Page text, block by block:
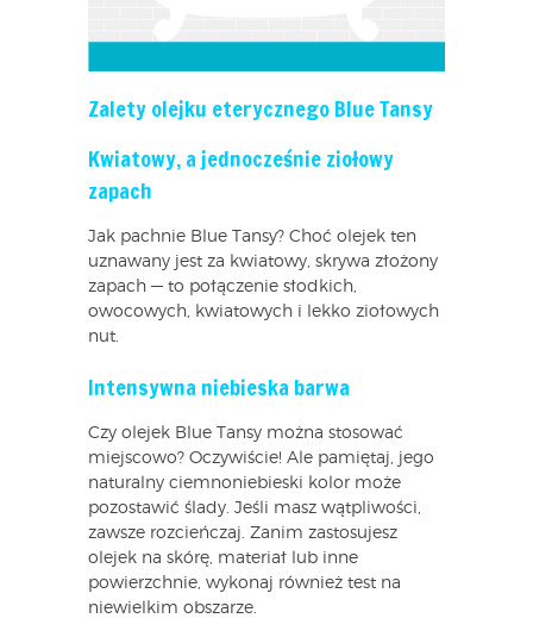
Zalety olejku eterycznego Blue Tansy
Kwiatowy, a jednocześnie ziołowy
zapach
Jak pachnie Blue Tansy? Choć olejek ten
uznawany jest za kwiatowy, skrywa złożony
zapach — to połączenie słodkich,
owocowych, kwiatowych i lekko ziołowych
nut.
Intensywna niebieska barwa
Czy olejek Blue Tansy można stosować
miejscowo? Oczywiście! Ale pamiętaj, jego
naturalny ciemnoniebieski kolor może
pozostawić ślady. Jeśli masz wątpliwości,
zawsze rozcieńczaj. Zanim zastosujesz
olejek na skórę, materiał lub inne
powierzchnie, wykonaj również test na
niewielkim obszarze.